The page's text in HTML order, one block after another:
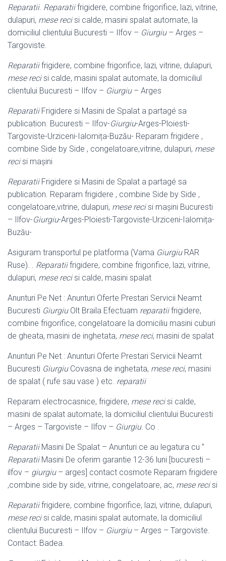
Reparatii. Reparatiifrigidere, combine frigorifice, lazi, vitrine,
dulapuri, mese recisi calde, masini spalat automate, la
domiciliul clientului Bucuresti – Ilfov – Giurgiu– Arges –
Targoviste.
Reparatiifrigidere, combine frigorifice, lazi, vitrine, dulapuri,
mese recisi calde, masini spalat automate, la domiciliul
clientului Bucuresti – Ilfov – Giurgiu– Arges
ReparatiiFrigidere si Masini de Spalat a partagé sa
publication. Bucuresti – Ilfov-Giurgiu-Arges-Ploiesti-
Targoviste-Urziceni-Ialomița-Buzău- Reparam frigidere ,
combine Side by Side , congelatoare,vitrine, dulapuri, mese
recisi mașini
ReparatiiFrigidere si Masini de Spalat a partagé sa
publication. Reparam frigidere , combine Side by Side ,
congelatoare,vitrine, dulapuri, mese recisi mașini Bucuresti
– Ilfov-Giurgiu-Arges-Ploiesti-Targoviste-Urziceni-Ialomița-
Buzău-
Asiguram transportul pe platforma (Vama GiurgiuRAR
Ruse). . Reparatiifrigidere, combine frigorifice, lazi, vitrine,
dulapuri, mese recisi calde, masini spalat
Anunturi Pe Net : Anunturi Oferte Prestari Servicii Neamt
Bucuresti GiurgiuOlt Braila Efectuam reparatiifrigidere,
combine frigorifice, congelatoare la domiciliu masini cuburi
de gheata, masini de inghetata, mese reci, masini de spalat
Anunturi Pe Net : Anunturi Oferte Prestari Servicii Neamt
Bucuresti GiurgiuCovasna de inghetata, mese reci, masini
de spalat ( rufe sau vase ) etc. reparatii
Reparam electrocasnice, frigidere, mese recisi calde,
masini de spalat automate, la domiciliul clientului Bucuresti
– Arges – Targoviste – Ilfov – Giurgiu. Co .
ReparatiiMasini De Spalat – Anunturi ce au legatura cu ”
ReparatiiMasini De oferim garantie 12-36 luni [bucuresti –
ilfov – giurgiu– arges] contact cosmote Reparam frigidere
,combine side by side, vitrine, congelatoare, ac, mese recisi
Reparatiifrigidere, combine frigorifice, lazi, vitrine, dulapuri,
mese recisi calde, masini spalat automate, la domiciliul
clientului Bucuresti – Ilfov – Giurgiu– Arges – Targoviste.
Contact: Badea.